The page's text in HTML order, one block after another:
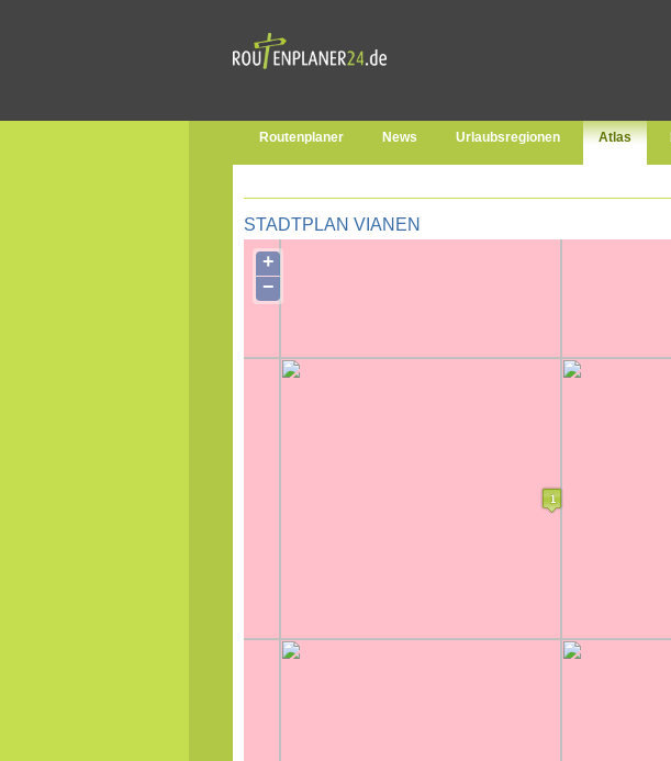
Routenplaner News Urlaubsregionen Atlas
STADTPLAN VIANEN
+
−